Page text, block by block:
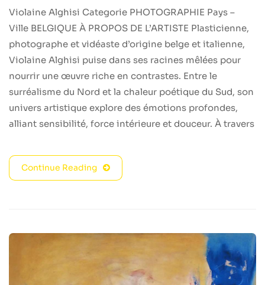
Violaine Alghisi Categorie PHOTOGRAPHIE Pays –
Ville BELGIQUE À PROPOS DE L’ARTISTE Plasticienne,
photographe et vidéaste d’origine belge et italienne,
Violaine Alghisi puise dans ses racines mêlées pour
nourrir une œuvre riche en contrastes. Entre le
surréalisme du Nord et la chaleur poétique du Sud, son
univers artistique explore des émotions profondes,
alliant sensibilité, force intérieure et douceur. À travers
Continue Reading